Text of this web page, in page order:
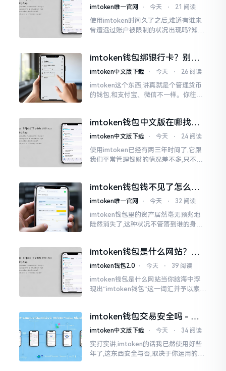
上的说法靠不靠谱，老币民告
imtoken唯一官网 ⋅ 今天 ⋅ 21 阅读
使用imtoken时间久了之后,难道有谁未
曾遭遇过账户被限制的状况出现吗?知乎
制。
imtoken钱包绑银行卡？别折
腾了，真相是这样的
imtoken中文版下载 ⋅ 今天 ⋅ 26 阅读
imtoken这个东西,讲真就是个管理货币
的钱包,和支付宝、微信不一样。你往里
imtoken钱包中文版在哪找？
老手教你避坑
imtoken中文版下载 ⋅ 今天 ⋅ 24 阅读
使用imtoken已经有两三年时间了,它跟
我们平常管理钱财的情况差不多,只不过
许许多多的链接
imtoken钱包钱不见了怎么
办？老用户手把手教你找回
imtoken唯一官网 ⋅ 今天 ⋅ 32 阅读
imtoken钱包里的资产居然毫无预兆地
陡然消失了,这种状况不管落到谁的身上,
打开钱包查看时
imtoken钱包是什么网站？一
文说清楚这玩意
imtoken钱包2.0 ⋅ 今天 ⋅ 39 阅读
imtoken钱包是什么网站当你脑海中浮
现出“imtoken钱包”这一词汇并予以索求
我也曾短暂错愕
imtoken钱包交易安全吗 - 老
用户的一些心里话
imtoken中文版下载 ⋅ 今天 ⋅ 34 阅读
实打实讲,imtoken的话我已然使用好些
年了,这东西安全与否,取决于你运用的方